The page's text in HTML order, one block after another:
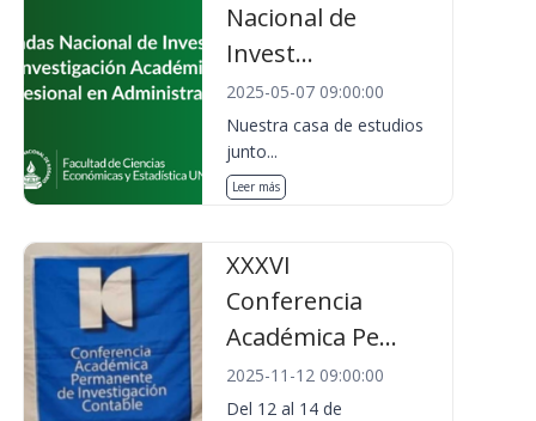
Nacional de
Invest...
2025-05-07 09:00:00
Nuestra casa de estudios
junto...
Leer más
XXXVI
Conferencia
Académica Pe...
2025-11-12 09:00:00
Del 12 al 14 de